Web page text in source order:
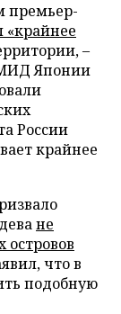
премьер-
«крайнее
–
МИД Японии
России
крайнее
не
что в
подобную